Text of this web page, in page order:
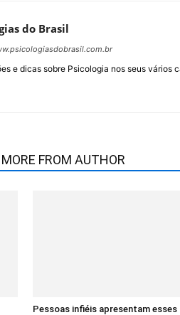
do Brasil
e dicas sobre Psicologia nos seus vários
MORE FROM AUTHOR
Pessoas infiéis apresentam esses